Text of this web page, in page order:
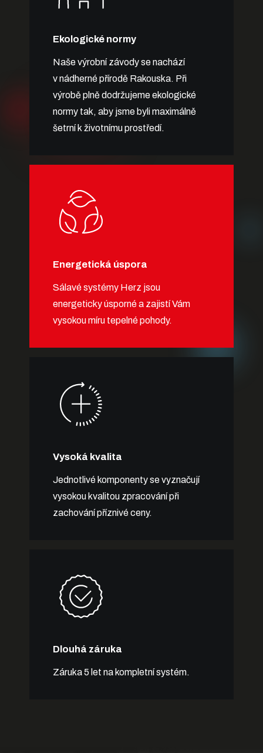
Ekologické normy
Naše výrobní závody se nachází
v nádherné přírodě Rakouska. Při
výrobě plně dodržujeme ekologické
normy tak, aby jsme byli maximálně
šetrní k životnímu prostředí.
Energetická úspora
Sálavé systémy Herz jsou
energeticky úsporné a zajistí Vám
vysokou míru tepelné pohody.
Vysoká kvalita
Jednotlivé komponenty se vyznačují
vysokou kvalitou zpracování při
zachování příznivé ceny.
Dlouhá záruka
Záruka 5 let na kompletní systém.